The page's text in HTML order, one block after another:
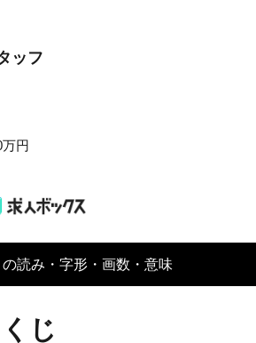
ッフ
円
の読み・字形・画数・意味
じ